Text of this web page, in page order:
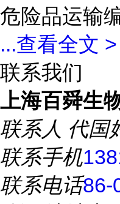
危险品运输
...查看全文 >
联系我们
上海百舜生
联系人 代国
联系手机
联系电话86-